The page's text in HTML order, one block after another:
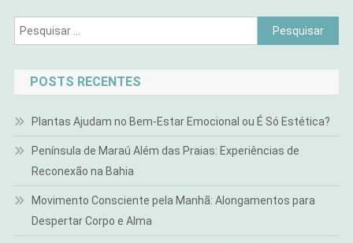
Pesquisar
por:
POSTS RECENTES
Plantas Ajudam no Bem-Estar Emocional ou É Só Estética?
Península de Maraú Além das Praias: Experiências de
Reconexão na Bahia
Movimento Consciente pela Manhã: Alongamentos para
Despertar Corpo e Alma